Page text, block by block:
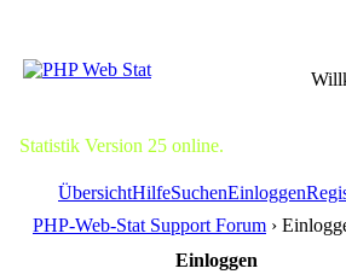
Statistik Version 25 online.
ÜbersichtHilfeSuchenEinloggen
PHP-Web-Stat Support Forum ›
Einloggen